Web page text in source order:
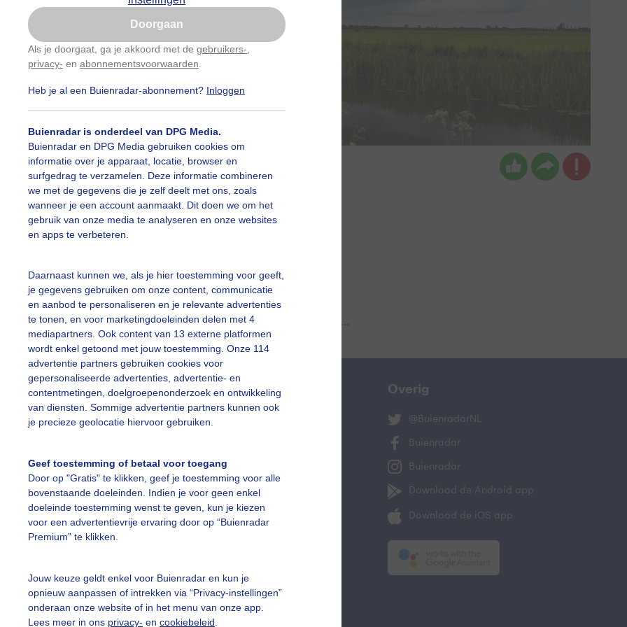
Doorgaan
Als je doorgaat, ga je akkoord met de gebruikers-
privacy- en abonnementsvoorwaarden
Heb je al een Buienradar-abonnement? Inloggen
Buienradar is onderdeel van DPG Media.
Buienradar en DPG Media gebruiken cookies om
informatie over je apparaat, locatie, browser en
surfgedrag te verzamelen. Deze informatie combineren
we met de gegevens die je zelf deelt met ons, zoals
wanneer je een account aanmaakt. Dit doen we om het
gebruik van onze media te analyseren en onze websites
en apps te verbeteren.
Daarnaast kunnen we, als je hier toestemming voor geeft,
je gegevens gebruiken om onze content, communicatie
en aanbod te personaliseren en je relevante advertenties
te tonen, en voor marketingdoeleinden delen met 4
mediapartners. Ook content van 13 externe platformen
wordt enkel getoond met jouw toestemming. Onze 114
advertentie partners gebruiken cookies voor
gepersonaliseerde advertenties, advertentie- en
contentmetingen, doelgroepenonderzoek en ontwikkeling
van diensten. Sommige advertentie partners kunnen ook
je precieze geolocatie hiervoor gebruiken.
Geef toestemming of betaal voor toegang
Door op "Gratis" te klikken, geef je toestemming voor alle
bovenstaande doeleinden. Indien je voor geen enkel
doeleinde toestemming wenst te geven, kun je kiezen
voor een advertentievrije ervaring door op “Buienradar
Premium” te klikken.
Jouw keuze geldt enkel voor Buienradar en kun je
opnieuw aanpassen of intrekken via “Privacy-instellingen”
onderaan onze website of in het menu van onze app.
Lees meer in ons privacy- en cookiebeleid
Gemaakt: 13-05-2026, 64x bekeken
slideshow
Een moment geduld aub...
vragen
Team
Mijn weer
De Bilt
Overig
@BuienradarNL
Buienradar
Buienradar
Download de Android app
Download de iOS app
Nu niet, misschien later
Gebruik je Safari en wil je niet elke dag deze pop-up
Klikhierom dit aan te passen